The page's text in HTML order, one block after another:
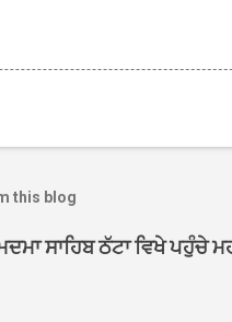
this blog
ਸਾਹਿਬ ਠੱਟਾ ਵਿਖੇ ਪਹੁੰਚੇ